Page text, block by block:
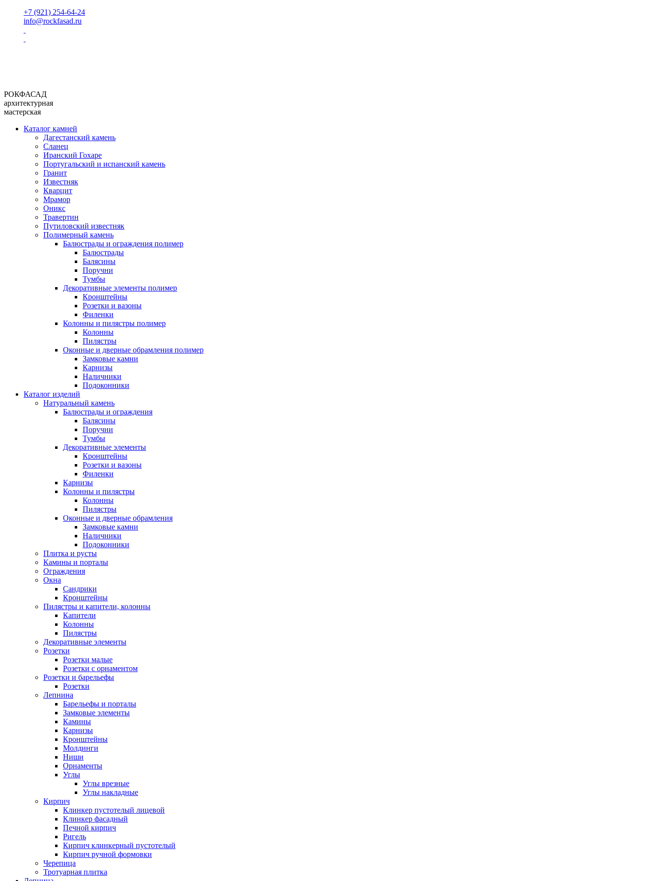
+7 (921) 254-64-24
info@rockfasad.ru
РОКФАСАД
архитектурная
мастерская
Каталог камней
Дагестанский камень
Сланец
Иранский Гохаре
Португальский и испанский камень
Гранит
Известняк
Кварцит
Мрамор
Оникс
Травертин
Путиловский известняк
Полимерный камень
Балюстрады и ограждения полимер
Балюстрады
Балясины
Поручни
Тумбы
Декоративные элементы полимер
Кронштейны
Розетки и вазоны
Филенки
Колонны и пилястры полимер
Колонны
Пилястры
Оконные и дверные обрамления полимер
Замковые камни
Карнизы
Наличники
Подоконники
Каталог изделий
Натуральный камень
Балюстрады и ограждения
Балясины
Поручни
Тумбы
Декоративные элементы
Кронштейны
Розетки и вазоны
Филенки
Карнизы
Колонны и пилястры
Колонны
Пилястры
Оконные и дверные обрамления
Замковые камни
Наличники
Подоконники
Плитка и русты
Камины и порталы
Ограждения
Окна
Сандрики
Кронштейны
Пилястры и капители, колонны
Капители
Колонны
Пилястры
Декоративные элементы
Розетки
Розетки малые
Розетки с орнаментом
Розетки и барельефы
Розетки
Лепнина
Барельефы и порталы
Замковые элементы
Камины
Карнизы
Кронштейны
Молдинги
Ниши
Орнаменты
Углы
Углы врезные
Углы накладные
Кирпич
Клинкер пустотелый лицевой
Клинкер фасадный
Печной кирпич
Ригель
Кирпич клинкерный пустотелый
Кирпич ручной формовки
Черепица
Тротуарная плитка